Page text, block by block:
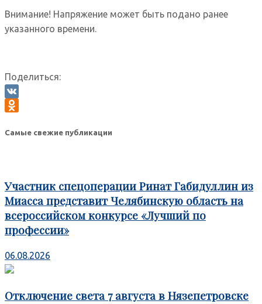
Внимание! Напряжение может быть подано ранее
указанного времени.
Поделиться:
VK
Самые свежие публикации
Участник спецоперации Ринат Габидуллин из
Миасса представит Челябинскую область на
всероссийском конкурсе «Лучший по
профессии»
06.08.2026
Отключение света 7 августа в Нязепетровске